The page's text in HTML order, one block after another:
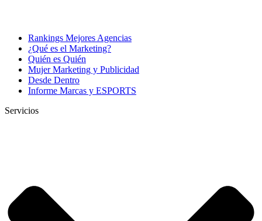
Rankings Mejores Agencias
¿Qué es el Marketing?
Quién es Quién
Mujer Marketing y Publicidad
Desde Dentro
Informe Marcas y ESPORTS
Servicios